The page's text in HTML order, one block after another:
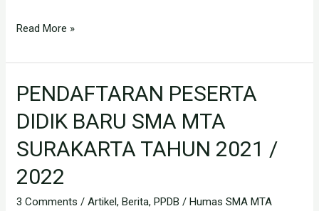
Read More »
PENDAFTARAN PESERTA
DIDIK BARU SMA MTA
SURAKARTA TAHUN 2021 /
2022
3 Comments /Artikel,Berita,PPDB /Humas SMA MTA
PENDAFTARAN
DIDIK
BARU
MTA
SURAKARTA